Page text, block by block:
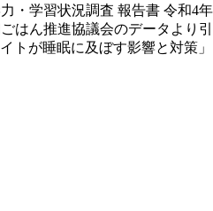
・学習状況調査 報告書 令和4
はん推進協議会のデータより
トが睡眠に及ぼす影響と対策